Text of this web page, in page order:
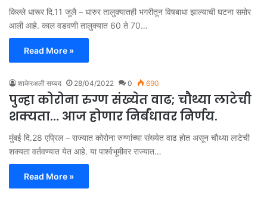
किल्ले धारूर दि.11 जुलै – धारुर तालुक्यातही भगरीतून विषबाधा झाल्याची घटना समोर
आली आहे. काल वडवणी तालुक्यात 60 ते 70…
Read More »
शाकेरअली सय्यद 28/04/2022 0 690
पुन्हा कोरोना रुग्ण संख्येत वाढ; चौथ्या लाटेची
शक्यता… आज होणार निर्बंधावर निर्णय.
मुंबई दि.28 एप्रिल – राज्यात कोरोना रुग्णांच्या संख्येत वाढ होत असून चौथ्या लाटेची
शक्यता वर्तवण्यात येत आहे. या पार्श्वभूमीवर राज्यात…
Read More »